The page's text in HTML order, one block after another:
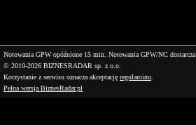
Notowania GPW opóźnione 15 min. Notowania GPW/NC dostarcza
© 2010-2026 BIZNESRADAR sp. z o.o.
Korzystanie z serwisu oznacza akceptację regulaminu
Pełna wersja BiznesRadar.pl